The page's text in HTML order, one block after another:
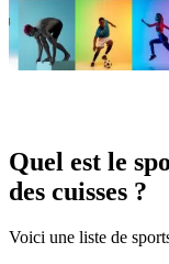
Quel est le
des cuisses ?
Voici une liste de